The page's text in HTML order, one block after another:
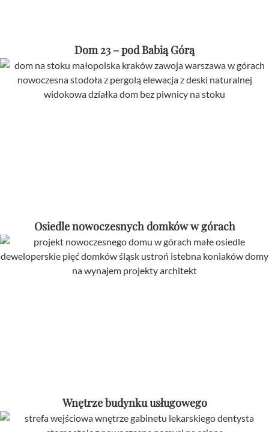
Dom 23 – pod Babią Górą
Osiedle nowoczesnych domków w górach
Wnętrze budynku usługowego